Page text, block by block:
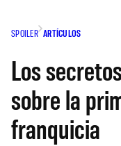
SPOILER ARTÍCULOS
Los
sobre la
franquicia